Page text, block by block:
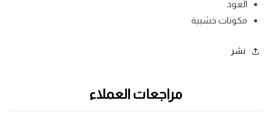
العود
مكونات خشبية
نشر
مراجعات العملاء